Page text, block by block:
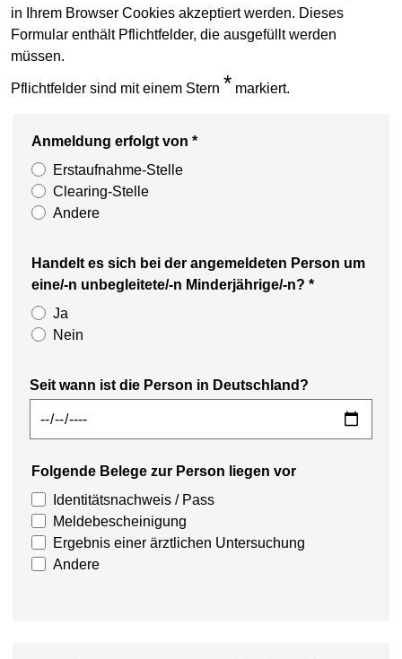
in Ihrem Browser Cookies akzeptiert werden. Dieses
Formular enthält Pflichtfelder, die ausgefüllt werden
müssen.
Pflichtfelder sind mit einem Stern * markiert.
Anmeldung erfolgt von *
Erstaufnahme-Stelle
Clearing-Stelle
Andere
Handelt es sich bei der angemeldeten Person um
eine/-n unbegleitete/-n Minderjährige/-n? *
Ja
Nein
Seit wann ist die Person in Deutschland?
Folgende Belege zur Person liegen vor
Identitätsnachweis / Pass
Meldebescheinigung
Ergebnis einer ärztlichen Untersuchung
Andere